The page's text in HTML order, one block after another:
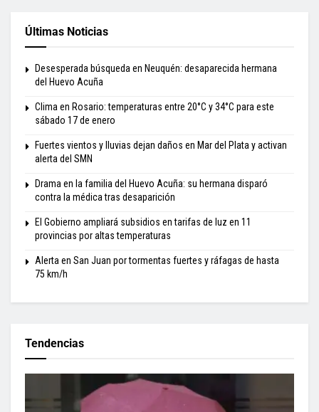
Últimas Noticias
Desesperada búsqueda en Neuquén: desaparecida hermana
del Huevo Acuña
Clima en Rosario: temperaturas entre 20°C y 34°C para este
sábado 17 de enero
Fuertes vientos y lluvias dejan daños en Mar del Plata y activan
alerta del SMN
Drama en la familia del Huevo Acuña: su hermana disparó
contra la médica tras desaparición
El Gobierno ampliará subsidios en tarifas de luz en 11
provincias por altas temperaturas
Alerta en San Juan por tormentas fuertes y ráfagas de hasta
75 km/h
Tendencias